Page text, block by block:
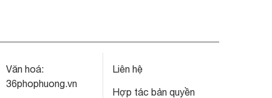
Văn hoá:
36phophuong.vn
Liên hệ
Hợp tác bản quyền